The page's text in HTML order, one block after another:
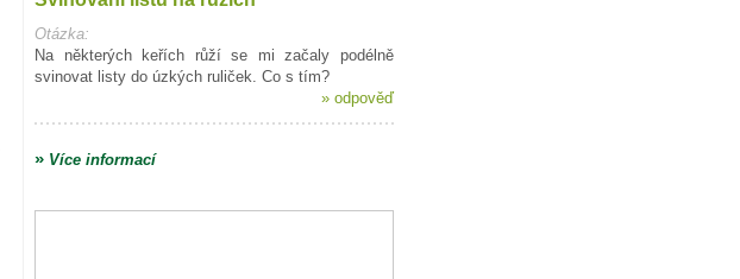
Otázka:
Na některých keřích růží se mi začaly podélně
svinovat listy do úzkých ruliček. Co s tím?
» odpověď
» Více informací